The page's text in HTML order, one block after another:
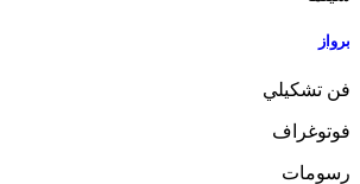
برواز
فن تشكيلي
فوتوغراف
رسومات